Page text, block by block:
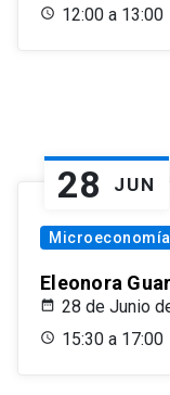
12:00 a 13:00
28 JUN
Eleonora
28 de Junio
15:30 a 17:00